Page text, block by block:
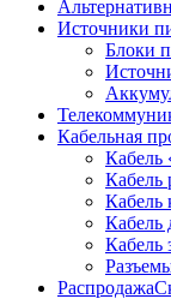
Источники
Блоки
Кабельная
Кабель
Кабель
Кабель
Распродажа